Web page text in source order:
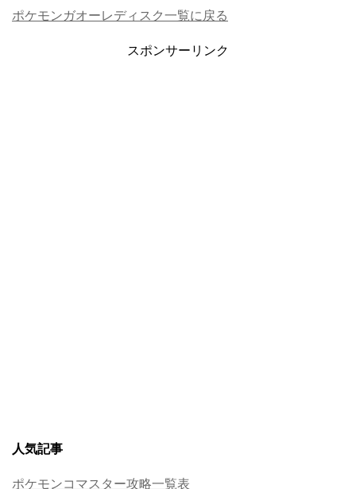
ポケモンガオーレディスク一覧に戻る
スポンサーリンク
人気記事
ポケモンコマスター攻略一覧表